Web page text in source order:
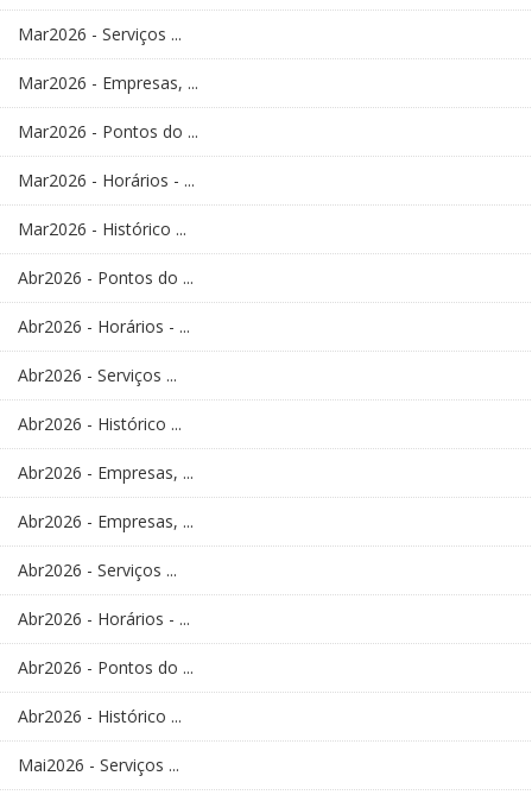
Mar2026 - Serviços ...
Mar2026 - Empresas, ...
Mar2026 - Pontos do ...
Mar2026 - Horários - ...
Mar2026 - Histórico ...
Abr2026 - Pontos do ...
Abr2026 - Horários - ...
Abr2026 - Serviços ...
Abr2026 - Histórico ...
Abr2026 - Empresas, ...
Abr2026 - Empresas, ...
Abr2026 - Serviços ...
Abr2026 - Horários - ...
Abr2026 - Pontos do ...
Abr2026 - Histórico ...
Mai2026 - Serviços ...